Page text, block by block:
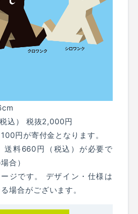
込） 税抜2,000円
円が寄付金となります。
送料660円（税込）が必要で
合）
ジです。 デザイン・仕様は
場合がございます。